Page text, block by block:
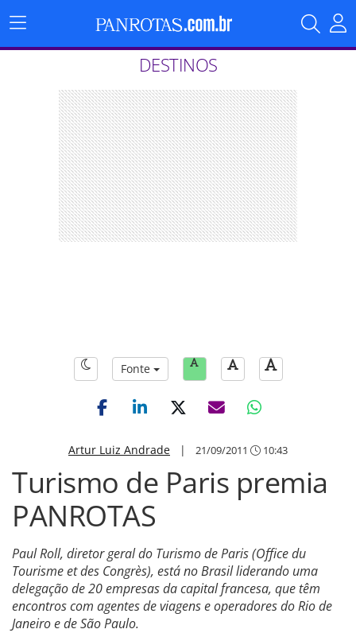
Menu
Principal
DESTINOS
Fonte
Artur Luiz Andrade | 21/09/2011 10:43
Turismo de Paris premia
PANROTAS
Paul Roll, diretor geral do Turismo de Paris (Office du
Tourisme et des Congrès), está no Brasil liderando uma
delegação de 20 empresas da capital francesa, que têm
encontros com agentes de viagens e operadores do Rio de
Janeiro e de São Paulo.